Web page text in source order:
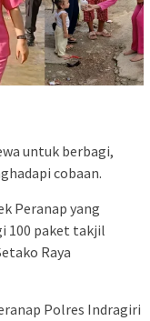
untuk berbagi,
cobaan.
Peranap yang
100 paket takjil
Raya
Polres Indragiri